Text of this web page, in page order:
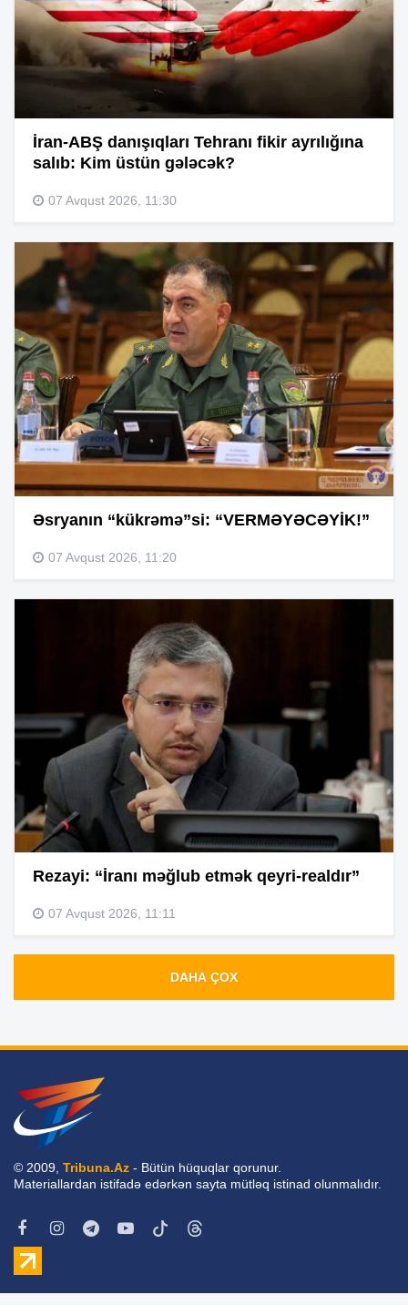
İran-ABŞ danışıqları Tehranı fikir ayrılığına
salıb: Kim üstün gələcək?
07 Avqust 2026, 11:30
Əsryanın “kükrəmə”si: “VERMƏYƏCƏYİK!”
07 Avqust 2026, 11:20
Rezayi: “İranı məğlub etmək qeyri-realdır”
07 Avqust 2026, 11:11
DAHA ÇOX
© 2009, Tribuna.Az - Bütün hüquqlar qorunur.
Materiallardan istifadə edərkən sayta mütləq istinad olunmalıdır.